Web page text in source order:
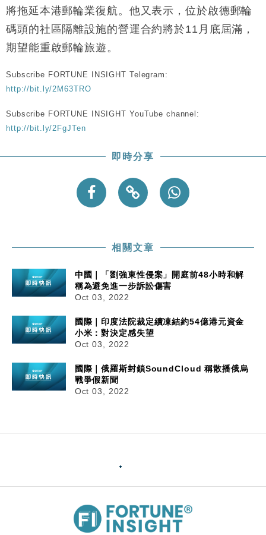
15:47
財經｜恒隆10月換帥 玩具「反」斗城亞洲CEO蔡德
粦接任
15:11
財經｜韓股反覆波動收跌 連挫7周創逾3年最長跌勢
差達1125億美元
12:44
財經｜日本春季三度入市撐日圓 4月單日斥6.28萬億
11:12
國際｜特朗普料美伊戰事快結束 承認部分彈藥庫存緊
15:59
財經｜SA售股自救後再出手 斥4億美元押注未上市公
將拖延本港郵輪業復航。他又表示，位於啟德郵輪
碼頭的社區隔離設施的營運合約將於11月底屆滿，
期望能重啟郵輪旅遊。
Subscribe FORTUNE INSIGHT Telegram:
http://bit.ly/2M63TRO
Subscribe FORTUNE INSIGHT YouTube channel:
http://bit.ly/2FgJTen
即時分享
相關文章
中國｜「劉強東性侵案」開庭前48小時和解
稱為避免進一步訴訟傷害
Oct 03, 2022
國際｜印度法院裁定續凍結約54億港元資金
小米：對決定感失望
Oct 03, 2022
國際｜俄羅斯封鎖SoundCloud 稱散播俄烏
戰爭假新聞
Oct 03, 2022
03/10/2022 11:42
中國｜「劉強東性侵案」開庭前48小時和解 稱為
避免進一步訴訟傷害